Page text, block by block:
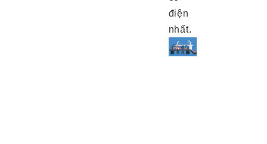
điện
nhất.